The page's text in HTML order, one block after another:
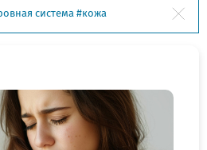
система кожа